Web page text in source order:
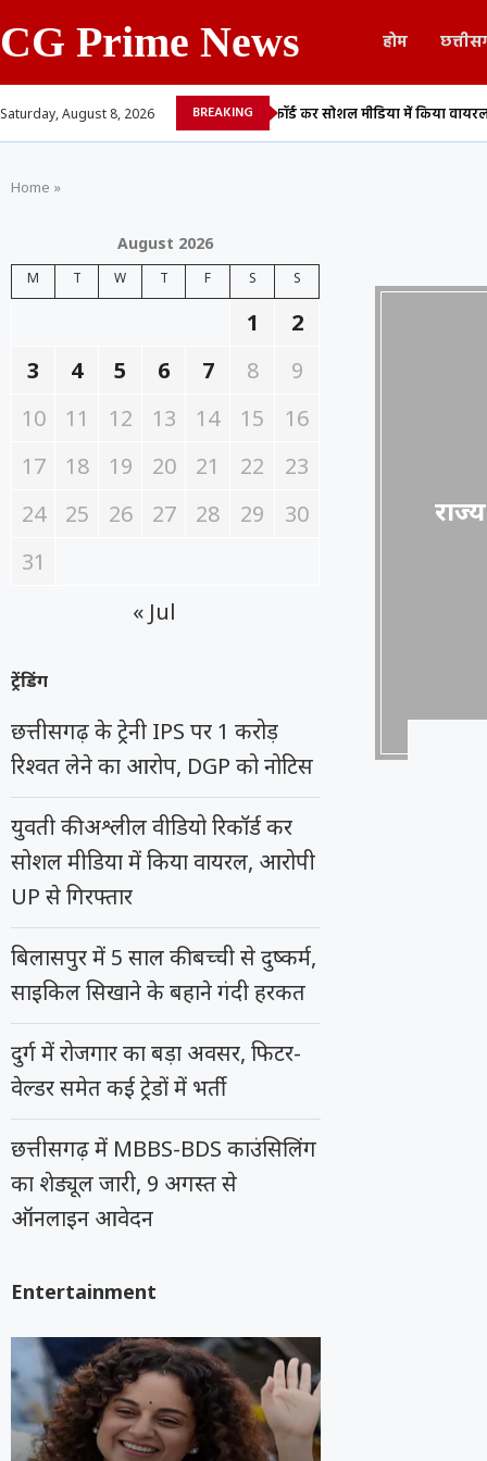
CG Prime News होम
Saturday, August 8, 2026 BREAKING
युवती की अश्लील वीडियो रिकॉर्ड कर सोशल मीडिया में किया वायरल,...
Home »
August 2026
M T W T F S S
1
2
3
4 5 6 7 8
9
10
11 12 13 14 15
16
17
18 19 20 21 22
23
24
25 26 27 28 29
30
31
« Jul
ट्रेंडिंग
छत्तीसगढ़ के ट्रेनी IPS पर 1 करोड़
रिश्वत लेने का आरोप, DGP को नोटिस
युवती की अश्लील वीडियो रिकॉर्ड कर
सोशल मीडिया में किया वायरल, आरोपी
UP से गिरफ्तार
बिलासपुर में 5 साल की बच्ची से दुष्कर्म,
साइकिल सिखाने के बहाने गंदी हरकत
दुर्ग में रोजगार का बड़ा अवसर, फिटर-
वेल्डर समेत कई ट्रेडों में भर्ती
छत्तीसगढ़ में MBBS-BDS काउंसिलिंग
का शेड्यूल जारी, 9 अगस्त से
ऑनलाइन आवेदन
Entertainment